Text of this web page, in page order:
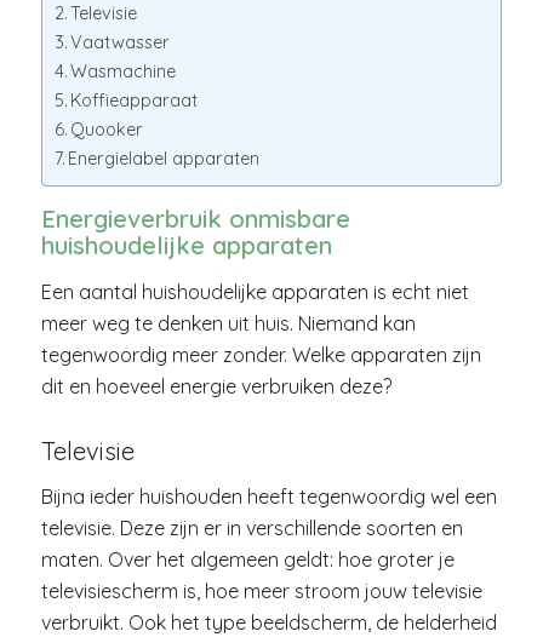
Televisie
Vaatwasser
Wasmachine
Koffieapparaat
Quooker
Energielabel apparaten
Energieverbruik onmisbare
huishoudelijke apparaten
Een aantal huishoudelijke apparaten is echt niet
meer weg te denken uit huis. Niemand kan
tegenwoordig meer zonder. Welke apparaten zijn
dit en hoeveel energie verbruiken deze?
Televisie
Bijna ieder huishouden heeft tegenwoordig wel een
televisie. Deze zijn er in verschillende soorten en
maten. Over het algemeen geldt: hoe groter je
televisiescherm is, hoe meer stroom jouw televisie
verbruikt. Ook het type beeldscherm, de helderheid